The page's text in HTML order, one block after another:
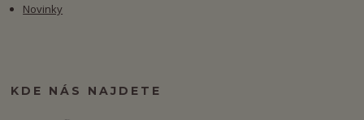
Novinky
KDE NÁS NAJDETE